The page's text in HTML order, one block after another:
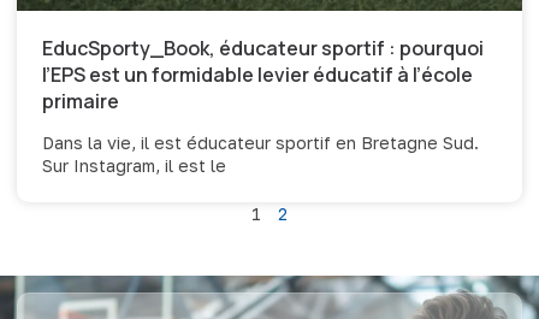
EducSporty_Book, éducateur sportif : pourquoi
l’EPS est un formidable levier éducatif à l’école
primaire
Dans la vie, il est éducateur sportif en Bretagne Sud.
Sur Instagram, il est le
1 2